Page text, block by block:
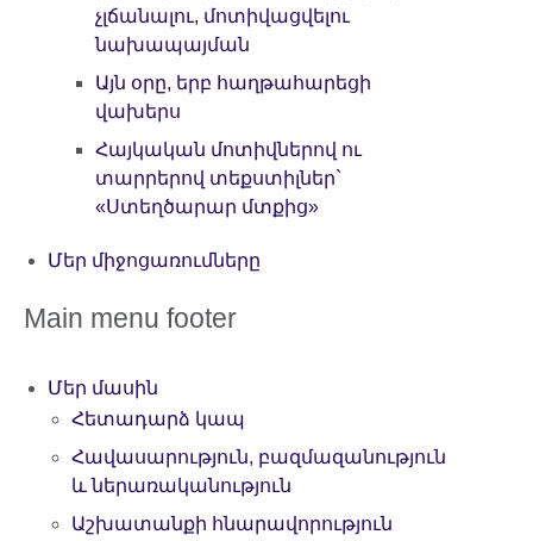
չլճանալու, մոտիվացվելու
նախապայման
Այն օրը, երբ հաղթահարեցի
վախերս
Հայկական մոտիվներով ու
տարրերով տեքստիլներ`
«Ստեղծարար մտքից»
Մեր միջոցառումները
Main menu footer
Մեր մասին
Հետադարձ կապ
Հավասարություն, բազմազանություն
և ներառականություն
Աշխատանքի հնարավորություն